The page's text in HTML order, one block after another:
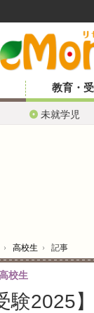
教育・
未就学児
› 高校生 › 記事
験2025
校生